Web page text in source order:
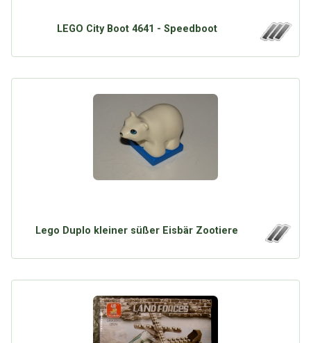
LEGO City Boot 4641 - Speedboot
Lego Duplo kleiner süßer Eisbär Zootiere